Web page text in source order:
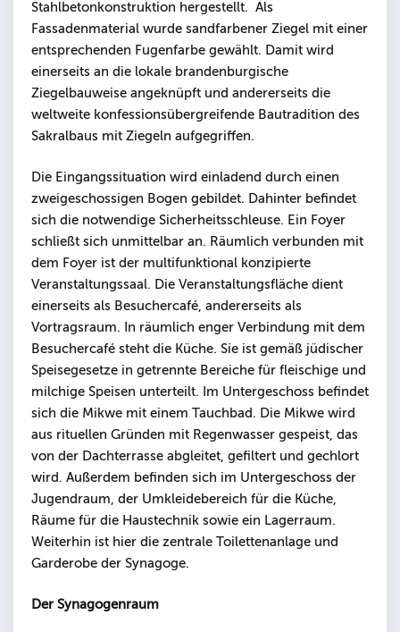
Stahlbetonkonstruktion hergestellt. Als
Fassadenmaterial wurde sandfarbener Ziegel mit einer
entsprechenden Fugenfarbe gewählt. Damit wird
einerseits an die lokale brandenburgische
Ziegelbauweise angeknüpft und andererseits die
weltweite konfessionsübergreifende Bautradition des
Sakralbaus mit Ziegeln aufgegriffen.
Die Eingangssituation wird einladend durch einen
zweigeschossigen Bogen gebildet. Dahinter befindet
sich die notwendige Sicherheitsschleuse. Ein Foyer
schließt sich unmittelbar an. Räumlich verbunden mit
dem Foyer ist der multifunktional konzipierte
Veranstaltungssaal. Die Veranstaltungsfläche dient
einerseits als Besuchercafé, andererseits als
Vortragsraum. In räumlich enger Verbindung mit dem
Besuchercafé steht die Küche. Sie ist gemäß jüdischer
Speisegesetze in getrennte Bereiche für fleischige und
milchige Speisen unterteilt. Im Untergeschoss befindet
sich die Mikwe mit einem Tauchbad. Die Mikwe wird
aus rituellen Gründen mit Regenwasser gespeist, das
von der Dachterrasse abgleitet, gefiltert und gechlort
wird. Außerdem befinden sich im Untergeschoss der
Jugendraum, der Umkleidebereich für die Küche,
Räume für die Haustechnik sowie ein Lagerraum.
Weiterhin ist hier die zentrale Toilettenanlage und
Garderobe der Synagoge.
Der Synagogenraum